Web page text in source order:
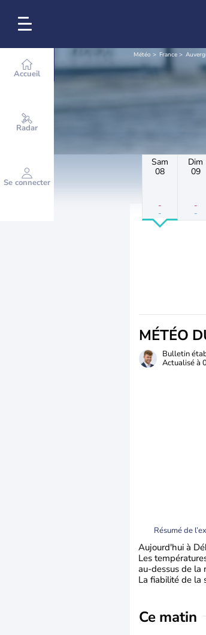
Accueil
Radar
Se connecter
Météo France
Sam
08
-
-
Dim
09
-
-
MÉTÉO
Bulletin
Actualisé à
Résumé de
Aujourd'hui à
Les
au-dessus de la
La fiabilité de la
Ce matin